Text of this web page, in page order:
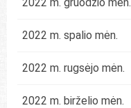
2022 m. spalio mėn.
2022 m. rugsėjo mėn.
2022 m. birželio mėn.